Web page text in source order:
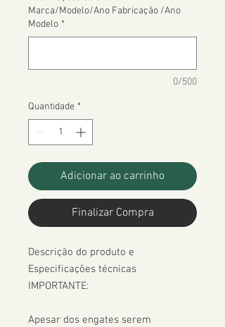
Marca/Modelo/Ano Fabricação /Ano
Modelo *
0/500
Quantidade *
Adicionar ao carrinho
Finalizar Compra
Descrição do produto e
Especificações técnicas
IMPORTANTE:
Apesar dos engates serem